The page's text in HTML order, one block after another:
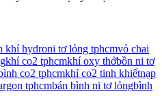
khí hydroni tơ lỏng tphcmvỏ chai
khí co2 tphcmkhí oxy thởbồn ni tơ
co2 tphcmkhí co2 tinh khiếtnạp
tphcmbán bình ni tơ lỏngbình